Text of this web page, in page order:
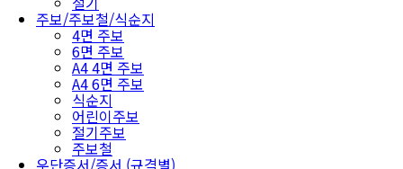
주보/주보철/식순지
4면 주보
6면 주보
A4 4면 주보
A4 6면 주보
식순지
어린이주보
절기주보
주보철